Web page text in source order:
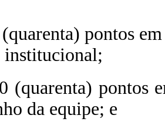
pontos
institucional;
(quarenta) pontos
da equipe; e